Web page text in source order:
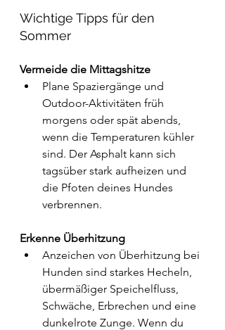
Wichtige Tipps für den
Sommer
Vermeide die Mittagshitze
Plane Spaziergänge und
Outdoor-Aktivitäten früh
morgens oder spät abends,
wenn die Temperaturen kühler
sind. Der Asphalt kann sich
tagsüber stark aufheizen und
die Pfoten deines Hundes
verbrennen.
Erkenne Überhitzung
Anzeichen von Überhitzung bei
Hunden sind starkes Hecheln,
übermäßiger Speichelfluss,
Schwäche, Erbrechen und eine
dunkelrote Zunge. Wenn du